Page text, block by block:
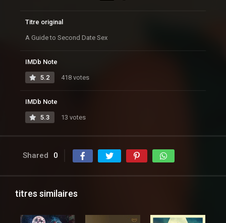
Titre original
A Guide to Second Date Sex
IMDb Note
5.2 418 votes
IMDb Note
5.3 13 votes
Shared 0
titres similaires